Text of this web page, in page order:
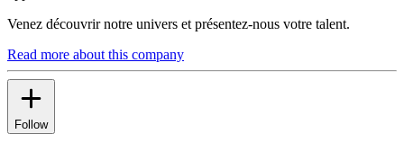
Venez découvrir notre univers et présentez-nous votre talent.
Read more about this company
Follow